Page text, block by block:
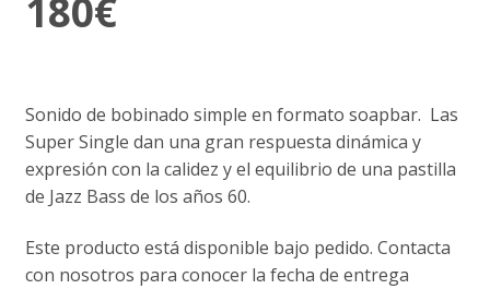
180€
Sonido de bobinado simple en formato soapbar. Las
Super Single dan una gran respuesta dinámica y
expresión con la calidez y el equilibrio de una pastilla
de Jazz Bass de los años 60.
Este producto está disponible bajo pedido. Contacta
con nosotros para conocer la fecha de entrega